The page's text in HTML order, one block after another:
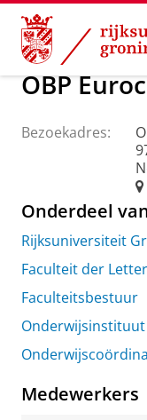
Skip
Content
Skip
Navigation
Over ons
OBP
Bezoekadres:
Onderdeel
Rijksuniversiteit
Faculteit der
Faculteitsbestuur
Onderwijsinstituut
Medewerkers